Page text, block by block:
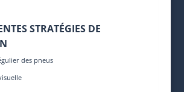
STRATÉGIES DE
des pneus